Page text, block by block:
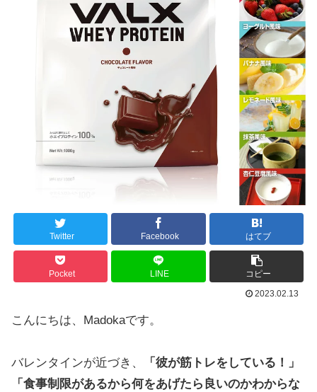
Twitter Facebook はてブ
Pocket LINE
コピー
2023.02.13
こんにちは、Madokaです。
バレンタインが近づき、
「彼が筋トレをしている！」
「食事制限があるから何をあげたら良いのかわからな